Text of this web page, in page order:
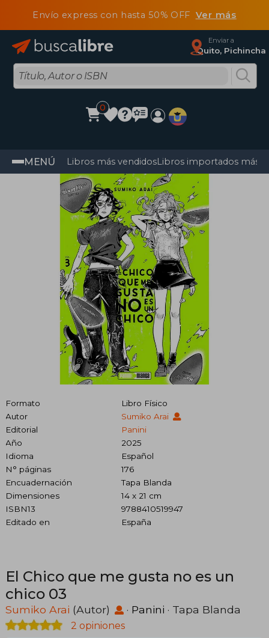
Envío express con hasta 50% OFF Ver más
Enviar a
Quito, Pichincha
0
MENÚ Libros más vendidosLibros importados más
Formato
Libro Físico
Autor
Sumiko Arai
Editorial
Panini
Año
2025
Idioma
Español
N° páginas
176
Encuadernación
Tapa Blanda
Dimensiones
14 x 21 cm
ISBN13
9788410519947
Editado en
España
El Chico que me gusta no es un
chico 03
Sumiko Arai (Autor) · Panini · Tapa Blanda
2 opiniones